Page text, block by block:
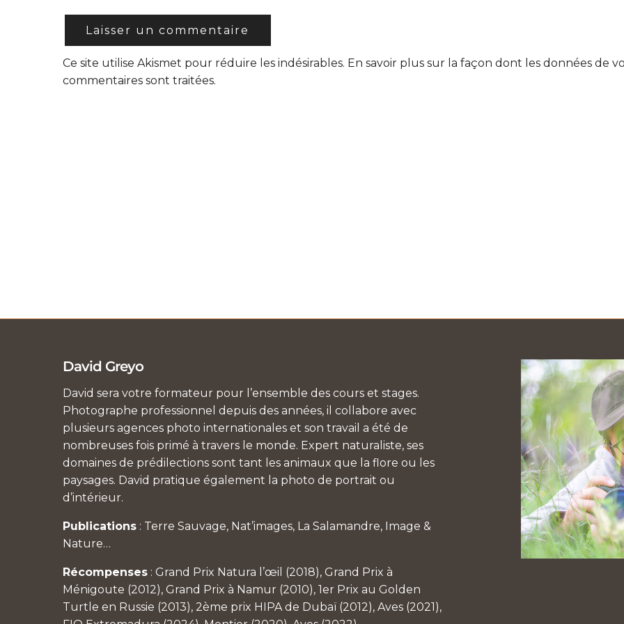
Ce site utilise Akismet pour réduire les indésirables. En savoir plus sur la façon dont les données de
commentaires sont traitées.
David Greyo
David sera votre formateur pour l’ensemble des cours et stages.
Photographe professionnel depuis des années, il collabore avec
plusieurs agences photo internationales et son travail a été de
nombreuses fois primé à travers le monde. Expert naturaliste, ses
domaines de prédilections sont tant les animaux que la flore ou les
paysages. David pratique également la photo de portrait ou
d’intérieur.
Publications : Terre Sauvage, Nat’images, La Salamandre, Image &
Nature…
Récompenses : Grand Prix Natura l’œil (2018), Grand Prix à
Ménigoute (2012), Grand Prix à Namur (2010), 1er Prix au Golden
Turtle en Russie (2013), 2ème prix HIPA de Dubaï (2012), Aves (2021),